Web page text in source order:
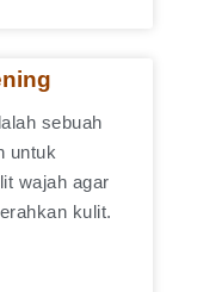
sebuah
untuk
wajah agar
kulit.